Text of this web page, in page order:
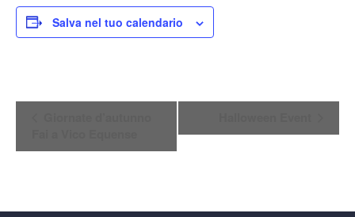
Salva nel tuo calendario